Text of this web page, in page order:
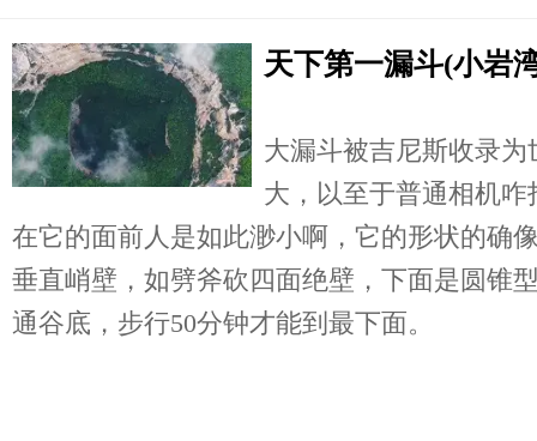
天下第一漏斗(小岩
大漏斗被吉尼斯收录
大，以至于普通相机
在它的面前人是如此渺小啊，它的形状的确
垂直峭壁，如劈斧砍四面绝壁，下面是圆锥
通谷底，步行50分钟才能到最下面。